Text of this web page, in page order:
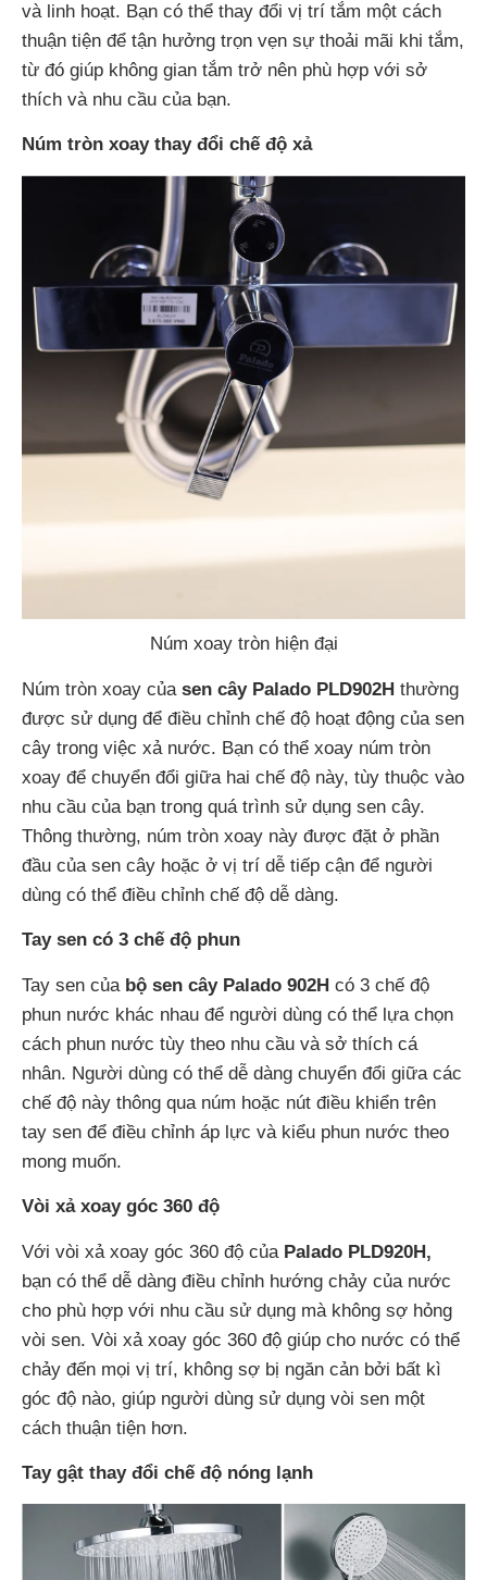
và linh hoạt. Bạn có thể thay đổi vị trí tắm một cách
thuận tiện để tận hưởng trọn vẹn sự thoải mãi khi tắm,
từ đó giúp không gian tắm trở nên phù hợp với sở
thích và nhu cầu của bạn.
Núm tròn xoay thay đổi chế độ xả
Núm xoay tròn hiện đại
Núm tròn xoay của sen cây Palado PLD902H thường
được sử dụng để điều chỉnh chế độ hoạt động của sen
cây trong việc xả nước. Bạn có thể xoay núm tròn
xoay để chuyển đổi giữa hai chế độ này, tùy thuộc vào
nhu cầu của bạn trong quá trình sử dụng sen cây.
Thông thường, núm tròn xoay này được đặt ở phần
đầu của sen cây hoặc ở vị trí dễ tiếp cận để người
dùng có thể điều chỉnh chế độ dễ dàng.
Tay sen có 3 chế độ phun
Tay sen của bộ sen cây Palado 902H có 3 chế độ
phun nước khác nhau để người dùng có thể lựa chọn
cách phun nước tùy theo nhu cầu và sở thích cá
nhân. Người dùng có thể dễ dàng chuyển đổi giữa các
chế độ này thông qua núm hoặc nút điều khiển trên
tay sen để điều chỉnh áp lực và kiểu phun nước theo
mong muốn.
Vòi xả xoay góc 360 độ
Với vòi xả xoay góc 360 độ củaPalado PLD920H,
bạn có thể dễ dàng điều chỉnh hướng chảy của nước
cho phù hợp với nhu cầu sử dụng mà không sợ hỏng
vòi sen. Vòi xả xoay góc 360 độ giúp cho nước có thể
chảy đến mọi vị trí, không sợ bị ngăn cản bởi bất kì
góc độ nào, giúp người dùng sử dụng vòi sen một
cách thuận tiện hơn.
Tay gật thay đổi chế độ nóng lạnh